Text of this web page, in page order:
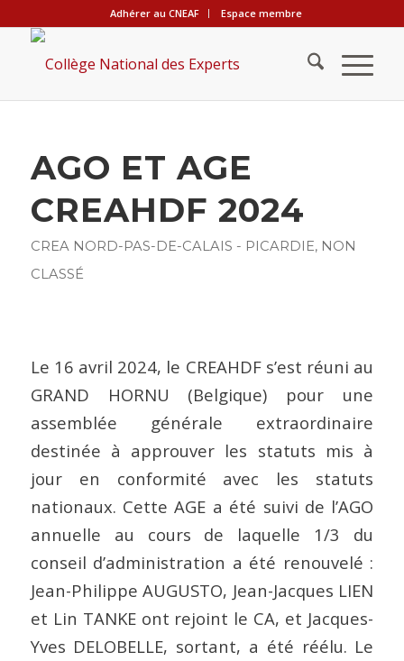
Adhérer au CNEAF Espace membre
AGO ET AGE
CREAHDF 2024
CREA NORD-PAS-DE-CALAIS - PICARDIE, NON
CLASSÉ
Le 16 avril 2024, le CREAHDF s’est réuni au
GRAND HORNU (Belgique) pour une
assemblée générale extraordinaire
destinée à approuver les statuts mis à
jour en conformité avec les statuts
nationaux. Cette AGE a été suivi de l’AGO
annuelle au cours de laquelle 1/3 du
conseil d’administration a été renouvelé :
Jean-Philippe AUGUSTO, Jean-Jacques LIEN
et Lin TANKE ont rejoint le CA, et Jacques-
Yves DELOBELLE, sortant, a été réélu. Le